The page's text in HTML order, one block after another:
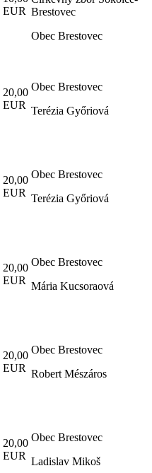
EUR Brestovec
Obec Brestovec
20,00
EUR
Obec Brestovec
Terézia Győriová
20,00
EUR
Obec Brestovec
Terézia Győriová
20,00
EUR
Obec Brestovec
Mária Kucsoraová
20,00
EUR
Obec Brestovec
Robert Mészáros
20,00
EUR
Obec Brestovec
Ladislav Mikoš